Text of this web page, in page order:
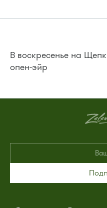
В воскресенье на
опен-эйр